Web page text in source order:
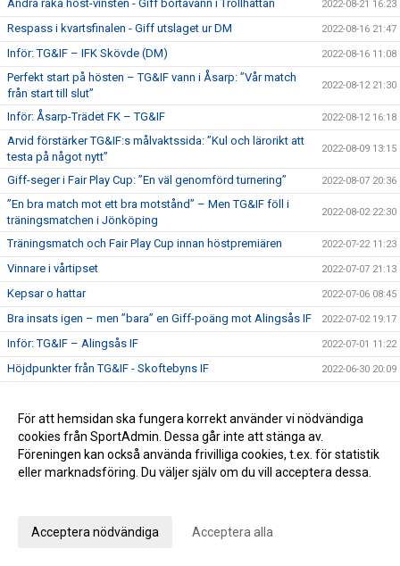
Andra raka höst-vinsten - Giff bortavann i Trollhättan 2022-08-21 16:23
Respass i kvartsfinalen - Giff utslaget ur DM 2022-08-16 21:47
Inför: TG&IF – IFK Skövde (DM) 2022-08-16 11:08
Perfekt start på hösten – TG&IF vann i Åsarp: ”Vår match
från start till slut”
2022-08-12 21:30
Inför: Åsarp-Trädet FK – TG&IF 2022-08-12 16:18
Arvid förstärker TG&IF:s målvaktssida: ”Kul och lärorikt att
testa på något nytt”
2022-08-09 13:15
Giff-seger i Fair Play Cup: ”En väl genomförd turnering” 2022-08-07 20:36
”En bra match mot ett bra motstånd” – Men TG&IF föll i
träningsmatchen i Jönköping
2022-08-02 22:30
Träningsmatch och Fair Play Cup innan höstpremiären 2022-07-22 11:23
Vinnare i vårtipset 2022-07-07 21:13
Kepsar o hattar 2022-07-06 08:45
Bra insats igen – men ”bara” en Giff-poäng mot Alingsås IF 2022-07-02 19:17
Inför: TG&IF – Alingsås IF 2022-07-01 11:22
Höjdpunkter från TG&IF - Skoftebyns IF 2022-06-30 20:09
Inför: TG&IF – Skoftebyns IF
Chanser och spelövertag - men bara en poäng 2022-06-23 22:01
Inför: TG&IF – Holmalunds IF
Höjdpunkter från Brålanda IF – TG&IF
För att hemsidan ska fungera korrekt använder vi nödvändiga
cookies från SportAdmin. Dessa går inte att stänga av.
Föreningen kan också använda frivilliga cookies, t.ex. för statistik
eller marknadsföring. Du väljer själv om du vill acceptera dessa.
Acceptera nödvändiga Acceptera alla